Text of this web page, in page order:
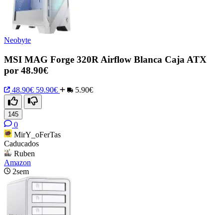
Neobyte
MSI MAG Forge 320R Airflow Blanca Caja ATX
por 48.90€
48.90€ 59.90€ 5.90€
145
0
MirY_oFerTas
Caducados
Ruben
Amazon
2sem